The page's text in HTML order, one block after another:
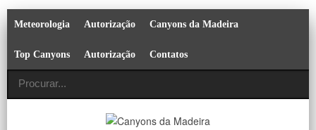
Meteorologia Autorização Canyons da Madeira
Top Canyons Autorização Contatos